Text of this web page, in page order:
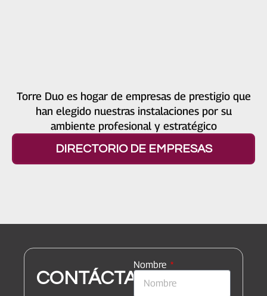
Torre Duo es hogar de empresas de prestigio que
han elegido nuestras instalaciones por su
ambiente profesional y estratégico
DIRECTORIO DE EMPRESAS
CONTÁCTANOS
Nombre